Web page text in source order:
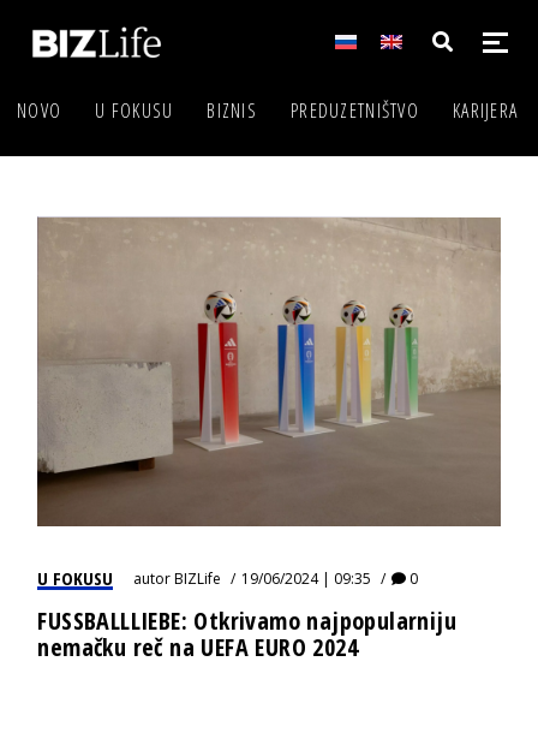
NOVO U FOKUSU BIZNIS PREDUZETNIŠTVO KARIJERA
U FOKUSU autorBIZLife 19/06/2024 | 09:35 0
FUSSBALLLIEBE: Otkrivamo najpopularniju
nemačku reč na UEFA EURO 2024